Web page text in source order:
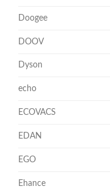
Doogee
DOOV
Dyson
echo
ECOVACS
EDAN
EGO
Ehance